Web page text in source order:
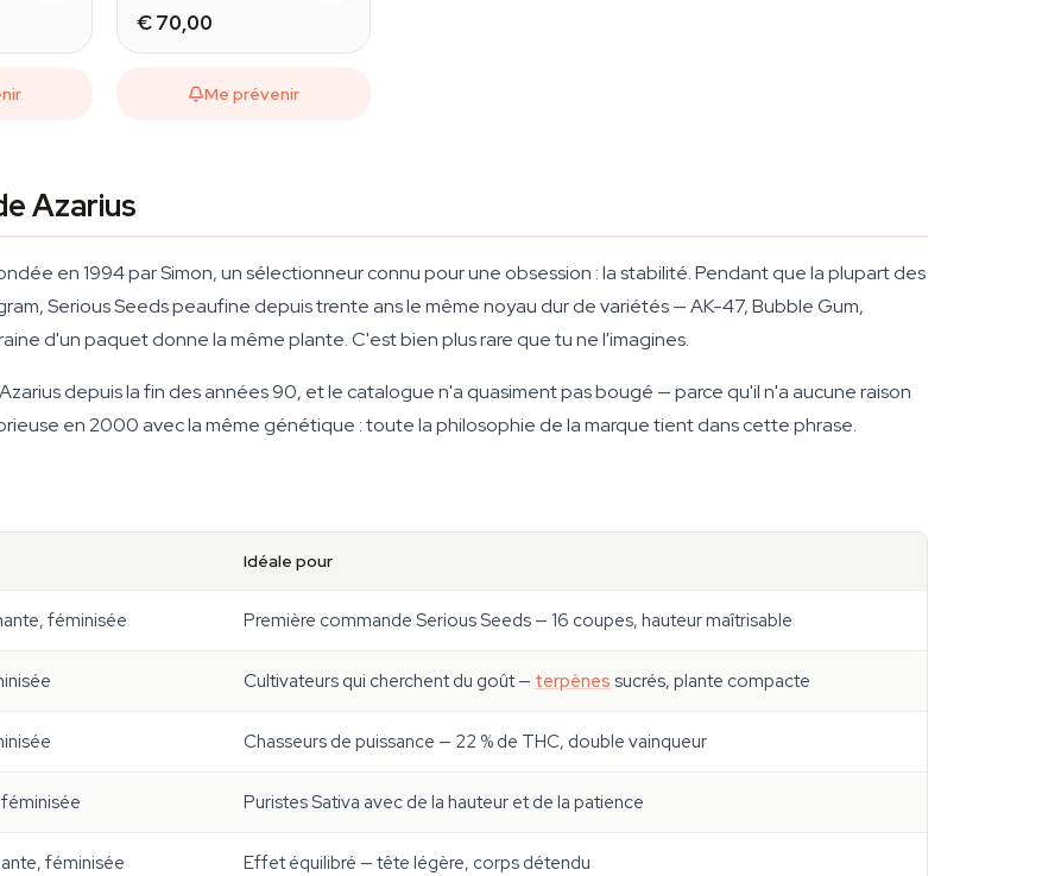
€ 70,00
Me prévenir
Azarius
en 1994 par Simon, un sélectionneur connu pour une obsession : la stabilité. Pendant que la plupart des
Serious Seeds peaufine depuis trente ans le même noyau dur de variétés — AK-47, Bubble Gum,
d'un paquet donne la même plante. C'est bien plus rare que tu ne l'imagines.
depuis la fin des années 90, et le catalogue n'a quasiment pas bougé — parce qu'il n'a aucune raison
en 2000 avec la même génétique : toute la philosophie de la marque tient dans cette phrase.
Idéale pour
féminisée Première commande Serious Seeds — 16 coupes, hauteur maîtrisable
Cultivateurs qui cherchent du goût — terpènes sucrés, plante compacte
Chasseurs de puissance — 22 % de THC, double vainqueur
Puristes Sativa avec de la hauteur et de la patience
féminisée Effet équilibré — tête légère, corps détendu